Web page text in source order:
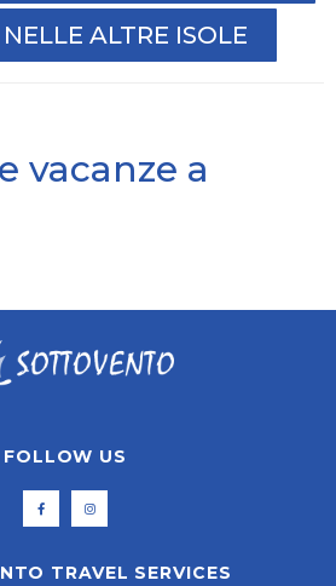
ALTRE ISOLE
vacanze a
FOLLOW US
TRAVEL SERVICES